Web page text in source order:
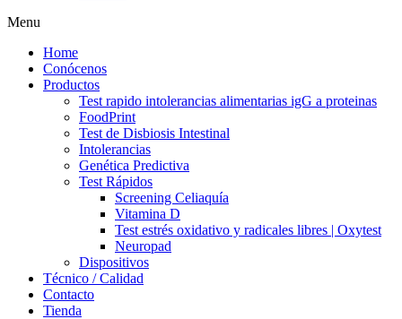
Menu
Home
Conócenos
Productos
Test rapido intolerancias alimentarias igG a proteinas
FoodPrint
Test de Disbiosis Intestinal
Intolerancias
Genética Predictiva
Test Rápidos
Screening Celiaquía
Vitamina D
Test estrés oxidativo y radicales libres | Oxytest
Neuropad
Dispositivos
Técnico / Calidad
Contacto
Tienda